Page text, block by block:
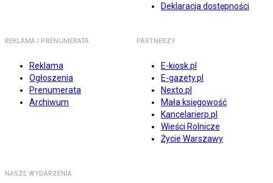
Deklaracja dostępności
REKLAMA I PRENUMERATA
Reklama
Ogłoszenia
Prenumerata
Archiwum
PARTNERZY
E-kiosk.pl
E-gazety.pl
Nexto.pl
Mała księgowość
Kancelarierp.pl
Wieści Rolnicze
Życie Warszawy
NASZE WYDARZENIA